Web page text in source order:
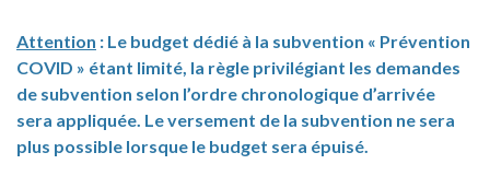
Attention : Le budget dédié à la subvention « Prévention
COVID » étant limité, la règle privilégiant les demandes
de subvention selon l’ordre chronologique d’arrivée
sera appliquée. Le versement de la subvention ne sera
plus possible lorsque le budget sera épuisé.